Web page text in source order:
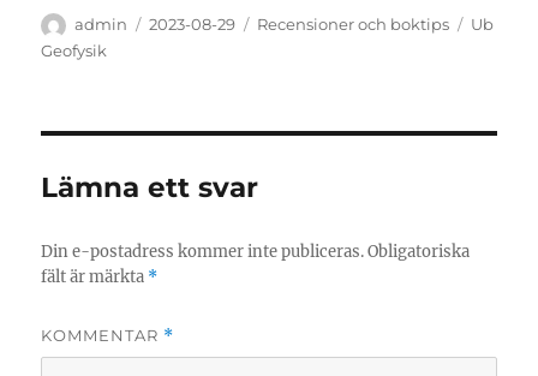
Författare
admin
Publicerat
2023-08-29 Kategorier
Recensioner och boktips Etiketter
Ub
Geofysik
Lämna ett svar
Din e-postadress kommer inte publiceras. Obligatoriska
fält är märkta *
KOMMENTAR *